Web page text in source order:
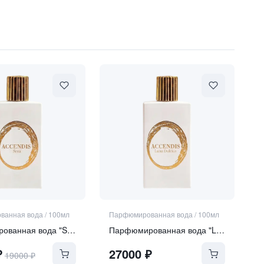
вода / 100мл
Парфюмированная вода "SERA"
19000₽
Парфюмированная вода / 100мл
Парфюмированная вода "LUNA DULCIUS"
27000₽